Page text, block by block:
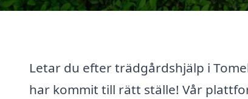
Letar du efter trädgårdshjälp i
har kommit till rätt ställe! Vår